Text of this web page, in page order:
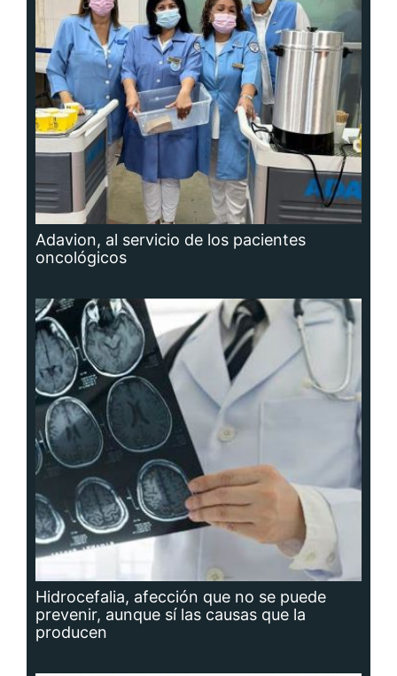
Adavion, al servicio de los pacientes
oncológicos
Hidrocefalia, afección que no se puede
prevenir, aunque sí las causas que la
producen